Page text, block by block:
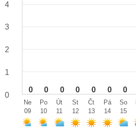
0 0 0 0 0 0 0
4
3
2
1
0
Ne
09
Po
10
Út
11
St
12
Čt
13
Pá
14
So
15